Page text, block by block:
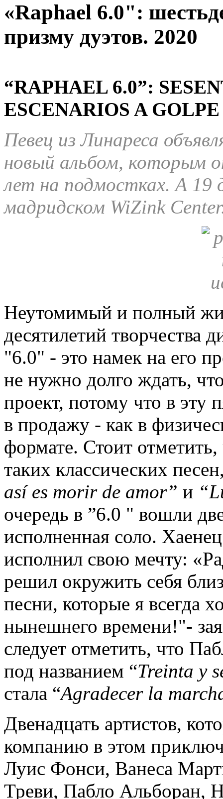
«Raphael 6.0":
призму дуэтов. 2020
“RAPHAEL 6.0”:
ESCENARIOS A
Певец из Линареса
новый альбом, которым
лет на подмостках. А 19
мадридском WiZink
Неутомимый и полный
десятилетий творчества
"6.0" - это намек на его
не нужно долго ждать,
проект, потому что в эту
в продажу - как в
формате. Стоит
таких классических
asíes morir de amor” и “
очередь в ”6.0 " вошли
исполненная соло.
исполнил свою мечту:
решил окружить себя
песни, которые я всегда
нынешнего времени!"-
следует отметить, что
под названием “Treinta y
стала “Agradecer la
Двенадцать артистов,
компанию в этом
Луис Фонси, Ванеса
Треви, Пабло Альборан,